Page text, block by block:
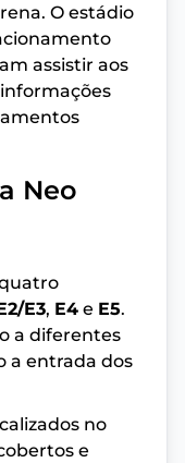
O estádio
assistir aos
Neo
E3, E4 e E5.
a diferentes
a entrada dos
no
e